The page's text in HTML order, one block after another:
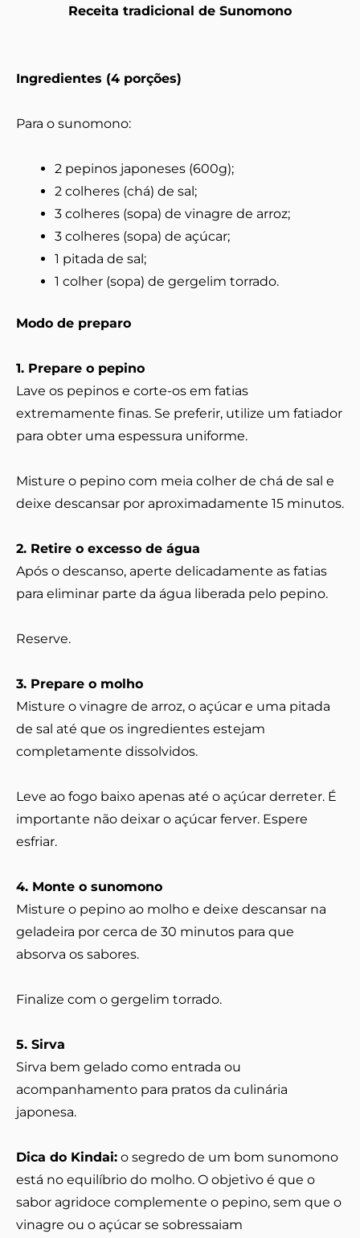
Receita tradicional de Sunomono
Ingredientes (4 porções)
Para o sunomono:
2 pepinos japoneses (600g);
2 colheres (chá) de sal;
3 colheres (sopa) de vinagre de arroz;
3 colheres (sopa) de açúcar;
1 pitada de sal;
1 colher (sopa) de gergelim torrado.
Modo de preparo
1. Prepare o pepino
Lave os pepinos e corte-os em fatias
extremamente finas. Se preferir, utilize um fatiador
para obter uma espessura uniforme.
Misture o pepino com meia colher de chá de sal e
deixe descansar por aproximadamente 15 minutos.
2. Retire o excesso de água
Após o descanso, aperte delicadamente as fatias
para eliminar parte da água liberada pelo pepino.
Reserve.
3. Prepare o molho
Misture o vinagre de arroz, o açúcar e uma pitada
de sal até que os ingredientes estejam
completamente dissolvidos.
Leve ao fogo baixo apenas até o açúcar derreter. É
importante não deixar o açúcar ferver. Espere
esfriar.
4. Monte o sunomono
Misture o pepino ao molho e deixe descansar na
geladeira por cerca de 30 minutos para que
absorva os sabores.
Finalize com o gergelim torrado.
5. Sirva
Sirva bem gelado como entrada ou
acompanhamento para pratos da culinária
japonesa.
Dica do Kindai: o segredo de um bom sunomono
está no equilíbrio do molho. O objetivo é que o
sabor agridoce complemente o pepino, sem que o
vinagre ou o açúcar se sobressaiam